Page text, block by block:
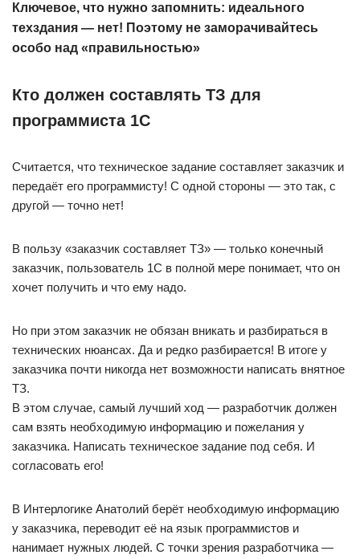
Ключевое, что нужно запомнить: идеального
техздания — нет! Поэтому не заморачивайтесь
особо над «правильностью»
Кто должен составлять ТЗ для
программиста 1С
Считается, что техническое задание составляет заказчик и
передаёт его программисту! С одной стороны — это так, с
другой — точно нет!
В пользу «заказчик составляет ТЗ» — только конечный
заказчик, пользователь 1С в полной мере понимает, что он
хочет получить и что ему надо.
Но при этом заказчик не обязан вникать и разбираться в
технических нюансах. Да и редко разбирается! В итоге у
заказчика почти никогда нет возможности написать внятное
ТЗ.
В этом случае, самый лучший ход — разработчик должен
сам взять необходимую информацию и пожелания у
заказчика. Написать техническое задание под себя. И
согласовать его!
В Интерлогике Анатолий берёт необходимую информацию
у заказчика, переводит её на язык программистов и
нанимает нужных людей. С точки зрения разработчика —